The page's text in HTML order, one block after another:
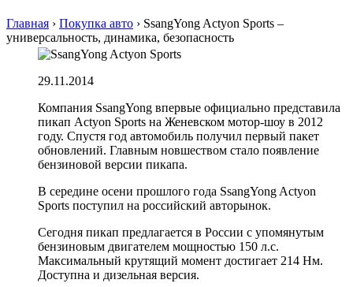
Главная › Покупка авто › SsangYong Actyon Sports –
универсальность, динамика, безопасность
29.11.2014
Компания SsangYong впервые официально представила
пикап Actyon Sports на Женевском мотор-шоу в 2012
году. Спустя год автомобиль получил первый пакет
обновлений. Главным новшеством стало появление
бензиновой версии пикапа.
В середине осени прошлого года SsangYong Actyon
Sports поступил на российский авторынок.
Сегодня пикап предлагается в России с упомянутым
бензиновым двигателем мощностью 150 л.с.
Максимальный крутящий момент достигает 214 Нм.
Доступна и дизельная версия.